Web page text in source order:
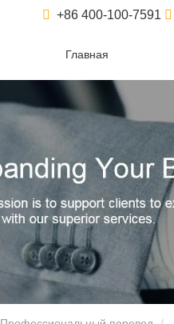
+86 400-100-7591
Главная